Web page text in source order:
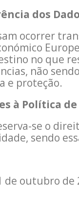
dos
ocorrer
no que
não
e proteção.
à Política
se o
sendo
de outubro de